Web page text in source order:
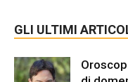
GLI ULTIMI